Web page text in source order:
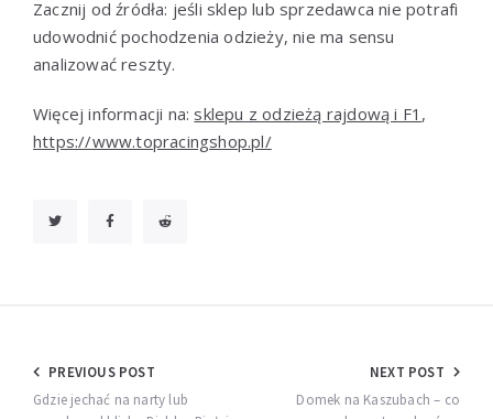
Zacznij od źródła: jeśli sklep lub sprzedawca nie potrafi
udowodnić pochodzenia odzieży, nie ma sensu
analizować reszty.
Więcej informacji na: sklepu z odzieżą rajdową i F1 ,
https://www.topracingshop.pl/
Nawigacja
wpisu
PREVIOUS POST
Gdzie jechać na narty lub
NEXT POST
Domek na Kaszubach – co